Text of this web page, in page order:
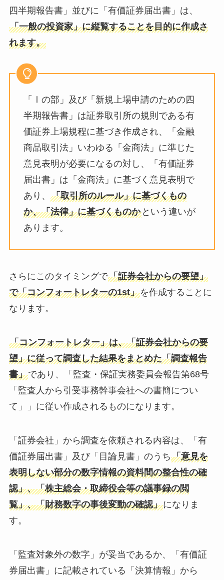
四半期報告書」並びに「有価証券届出書」は、
「一般の投資家」に縦覧することを目的に作成さ
れます。
「Ⅰの部」及び「新規上場申請のための四
半期報告書」は証券取引所の規則である有
価証券上場規程に基づき作成され、「金融
商品取引法」いわゆる「金商法」に準じた
意見表明が必要になるの対し、「有価証券
届出書」は「金商法」に基づく意見表明で
あり、 「取引所のルール」に基づくもの
か、「法律」に基づくものかという違いが
あります。
さらにこのタイミングで「証券会社からの要望」
で「コンフォートレターの1st」を作成することに
なります。
「コンフォートレター」は、「証券会社からの要
望」に従って調査した結果をまとめた「調査報告
書」であり、「監査・保証実務委員会報告第68号
「監査人から引受事務幹事会社への書簡につい
て」」に従い作成されるものになります。
「証券会社」から調査を依頼される内容は、「有
価証券届出書」及び「目論見書」のうち「意見を
表明しない部分の数字情報の資料間の整合性の確
認」、「株主総会・取締役会等の議事録の閲
覧」、「財務数字の事後変動の確認」になりま
す。
「監査対象外の数字」が妥当であるか、「有価証
券届出書」に記載されている「決算情報」から